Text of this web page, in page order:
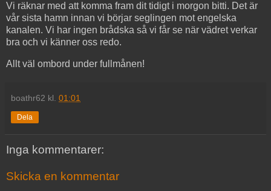
Vi räknar med att komma fram dit tidigt i morgon bitti. Det är
vår sista hamn innan vi börjar seglingen mot engelska
kanalen. Vi har ingen brådska så vi får se när vädret verkar
bra och vi känner oss redo.
Allt väl ombord under fullmånen!
boathr62 kl. 01:01
Dela
Inga kommentarer:
Skicka en kommentar